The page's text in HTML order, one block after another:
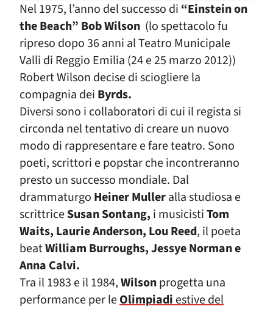
Nel 1975, l’anno del successo di “Einstein on
the Beach” Bob Wilson (lo spettacolo fu
ripreso dopo 36 anni al Teatro Municipale
Valli di Reggio Emilia (24 e 25 marzo 2012))
Robert Wilson decise di sciogliere la
compagnia dei Byrds.
Diversi sono i collaboratori di cui il regista si
circonda nel tentativo di creare un nuovo
modo di rappresentare e fare teatro. Sono
poeti, scrittori e popstar che incontreranno
presto un successo mondiale. Dal
drammaturgo Heiner Mulleralla studiosa e
scrittriceSusan Sontang, i musicistiTom
Waits, Laurie Anderson, Lou Reed, il poeta
beatWilliam Burroughs, Jessye Norman e
Anna Calvi.
Tra il 1983 e il 1984,Wilsonprogetta una
performance per leOlimpiadiestive del